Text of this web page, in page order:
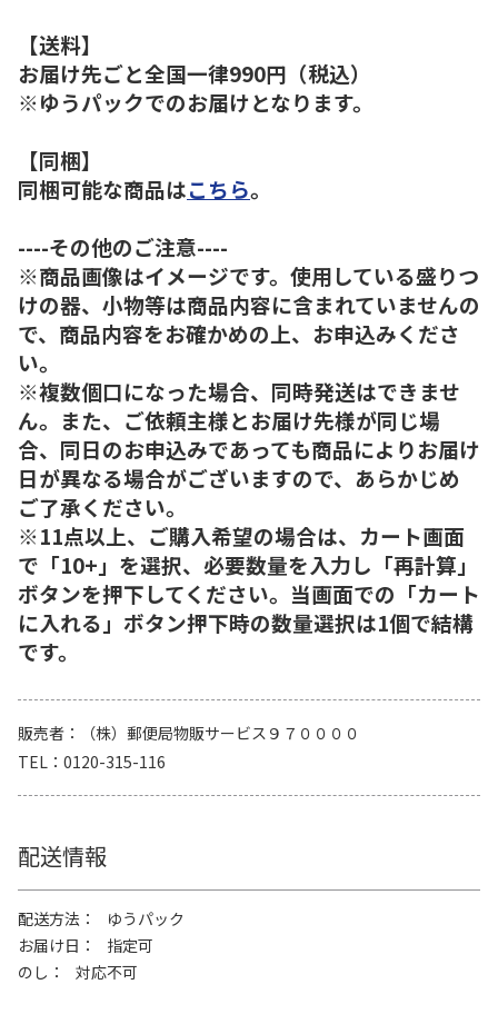
【送料】
お届け先ごと全国一律990円（税込）
※ゆうパックでのお届けとなります。
【同梱】
同梱可能な商品はこちら。
----その他のご注意----
※商品画像はイメージです。使用している盛りつ
けの器、小物等は商品内容に含まれていませんの
で、商品内容をお確かめの上、お申込みくださ
い。
※複数個口になった場合、同時発送はできませ
ん。また、ご依頼主様とお届け先様が同じ場
合、同日のお申込みであっても商品によりお届け
日が異なる場合がございますので、あらかじめ
ご了承ください。
※11点以上、ご購入希望の場合は、カート画面
で「10+」を選択、必要数量を入力し「再計算」
ボタンを押下してください。当画面での「カート
に入れる」ボタン押下時の数量選択は1個で結構
です。
販売者
（株）郵便局物販サービス９７００００
TEL
0120-315-116
配送情報
配送方法
ゆうパック
お届け日
指定可
のし
対応不可